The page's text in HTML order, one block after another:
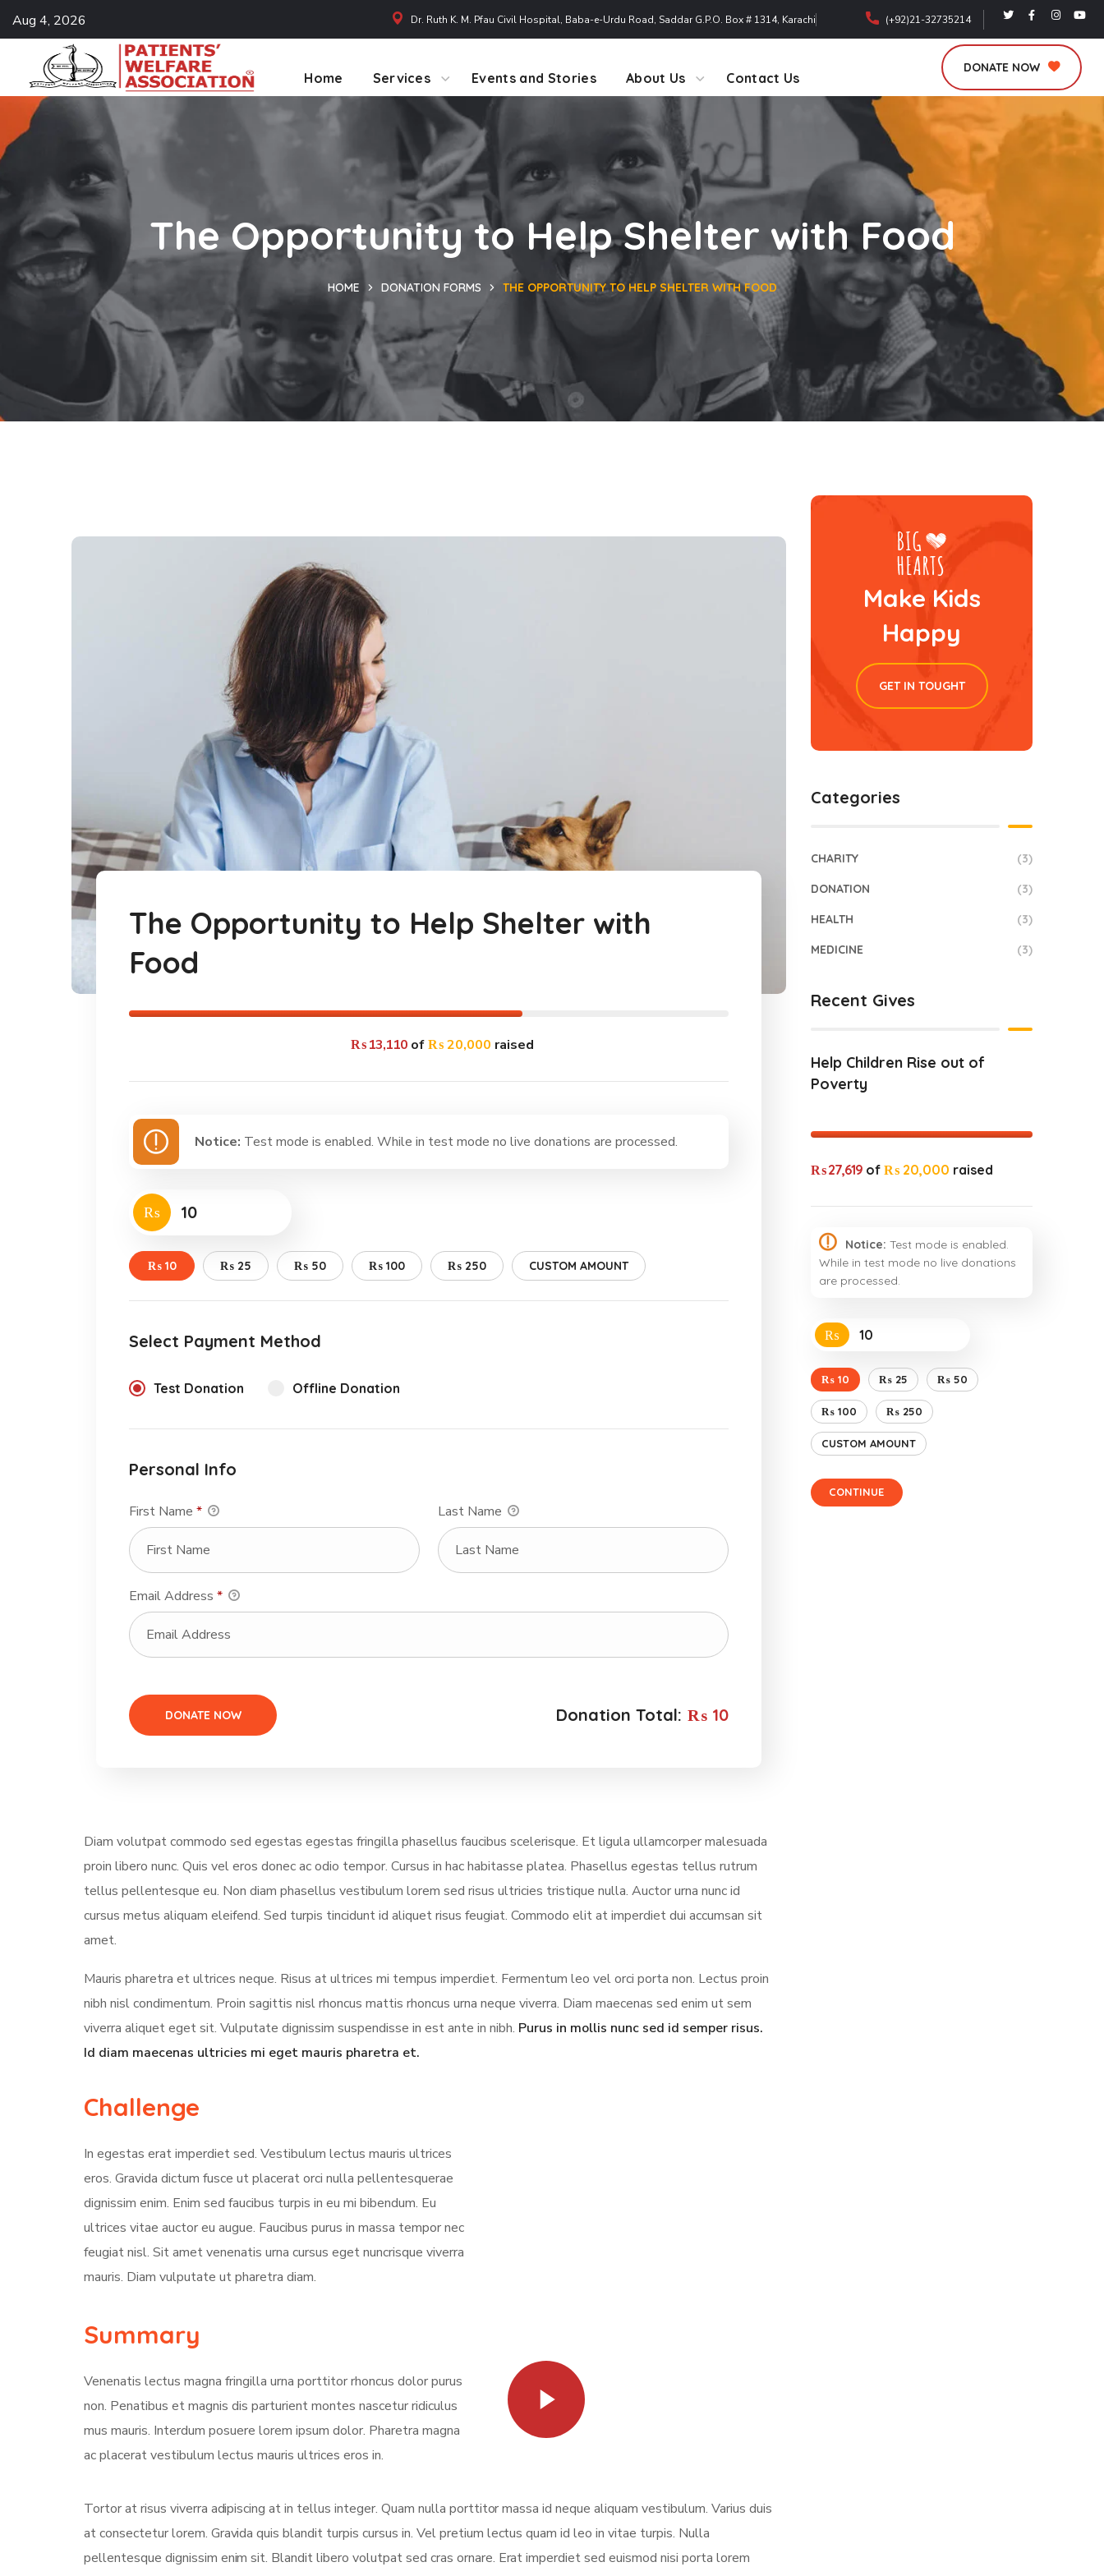
Aug 4, 2026 Dr. Ruth K. M. Pfau Civil Hospital, Baba-e-Urdu Road, Saddar G.P.O. Box # 1314, Karachi (+92)21-32735214
Home Services Events and Stories About Us Contact Us
DONATE NOW
The Opportunity to Help Shelter with Food
HOME DONATION FORMS THE OPPORTUNITY TO HELP SHELTER WITH FOOD
The Opportunity to Help Shelter with
Food
₨ 13,110 of₨ 20,000 raised
Notice: Test mode is enabled. While in test mode no live donations are processed.
₨
₨ 10 ₨ 25 ₨ 50 ₨ 100 ₨ 250 CUSTOM AMOUNT
Select Payment Method
Test Donation Offline Donation
Personal Info
First Name * Last Name
Email Address *
Donation Total: ₨ 10
Diam volutpat commodo sed egestas egestas fringilla phasellus faucibus scelerisque. Et ligula ullamcorper malesuada
proin libero nunc. Quis vel eros donec ac odio tempor. Cursus in hac habitasse platea. Phasellus egestas tellus rutrum
tellus pellentesque eu. Non diam phasellus vestibulum lorem sed risus ultricies tristique nulla. Auctor urna nunc id
cursus metus aliquam eleifend. Sed turpis tincidunt id aliquet risus feugiat. Commodo elit at imperdiet dui accumsan sit
amet.
Mauris pharetra et ultrices neque. Risus at ultrices mi tempus imperdiet. Fermentum leo vel orci porta non. Lectus proin
nibh nisl condimentum. Proin sagittis nisl rhoncus mattis rhoncus urna neque viverra. Diam maecenas sed enim ut sem
viverra aliquet eget sit. Vulputate dignissim suspendisse in est ante in nibh. Purus in mollis nunc sed id semper risus.
Id diam maecenas ultricies mi eget mauris pharetra et.
Challenge
In egestas erat imperdiet sed. Vestibulum lectus mauris ultrices
eros. Gravida dictum fusce ut placerat orci nulla pellentesquerae
dignissim enim. Enim sed faucibus turpis in eu mi bibendum. Eu
ultrices vitae auctor eu augue. Faucibus purus in massa tempor nec
feugiat nisl. Sit amet venenatis urna cursus eget nuncrisque viverra
mauris. Diam vulputate ut pharetra diam.
Summary
Venenatis lectus magna fringilla urna porttitor rhoncus dolor purus
non. Penatibus et magnis dis parturient montes nascetur ridiculus
mus mauris. Interdum posuere lorem ipsum dolor. Pharetra magna
ac placerat vestibulum lectus mauris ultrices eros in.
Tortor at risus viverra adipiscing at in tellus integer. Quam nulla porttitor massa id neque aliquam vestibulum. Varius duis
at consectetur lorem. Gravida quis blandit turpis cursus in. Vel pretium lectus quam id leo in vitae turpis. Nulla
pellentesque dignissim enim sit. Blandit libero volutpat sed cras ornare. Erat imperdiet sed euismod nisi porta lorem
Make Kids
Happy
GET IN TOUGHT
Categories
CHARITY (3)
DONATION (3)
HEALTH (3)
MEDICINE (3)
Recent Gives
Help Children Rise out of
Poverty
₨ 27,619 of ₨ 20,000 raised
Notice: Test mode is enabled.
While in test mode no live donations
are processed.
₨
₨ 10 ₨ 25 ₨ 50
₨ 100 ₨ 250
CUSTOM AMOUNT
CONTINUE